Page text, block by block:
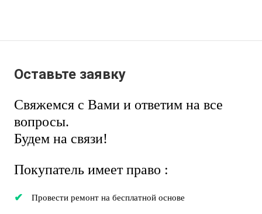
Оставьте заявку
Свяжемся с Вами и ответим на все
вопросы.
Будем на связи!
Покупатель имеет право :
Провести ремонт на бесплатной основе